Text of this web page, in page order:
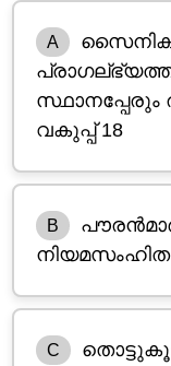
A
സ്ഥാനപ്പേരും
വകുപ്പ് 18
B
നിയമസംഹിത
C